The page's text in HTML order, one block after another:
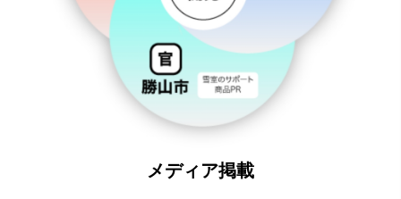
メディア掲載